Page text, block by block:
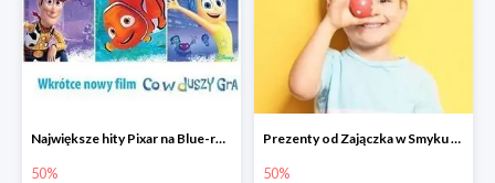
Największe hity Pixar na Blue-rey i DVD w Smyku - drugi film -50%
50%
Prezenty od Zajączka w Smyku do -50%
50%